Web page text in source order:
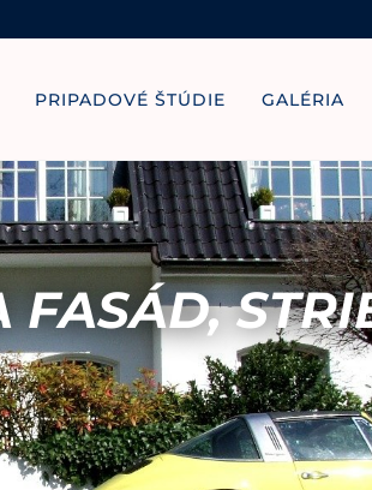
PRIPADOVÉ ŠTÚDIE GALÉRIA
FASÁD,